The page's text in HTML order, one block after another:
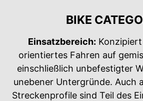
BIKE
Einsatzbereich:
orientiertes Fahren auf
einschließlich unbefestigter
unebener Untergründe. Auch
Streckenprofile sind Teil des